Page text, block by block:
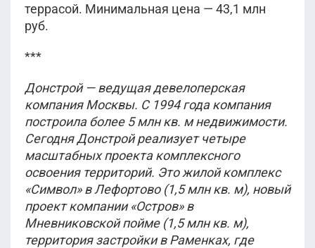
террасой. Минимальная цена — 43,1 млн
руб.
***
Донстрой — ведущая девелоперская
компания Москвы. С 1994 года компания
построила более 5 млн кв. м недвижимости.
Сегодня Донстрой реализует четыре
масштабных проекта комплексного
освоения территорий. Это жилой комплекс
«Символ» в Лефортово (1,5 млн кв. м), новый
проект компании «Остров» в
Мневниковской пойме (1,5 млн кв. м),
территория застройки в Раменках, где